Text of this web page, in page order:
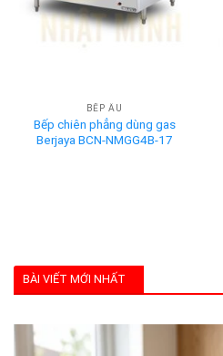
BẾP ÂU
Bếp chiên phẳng dùng gas
Berjaya BCN-NMGG4B-17
BÀI VIẾT MỚI NHẤT